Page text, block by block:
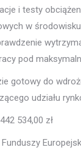
i testy
w
pod
gotowy do
udziału
534,00 zł